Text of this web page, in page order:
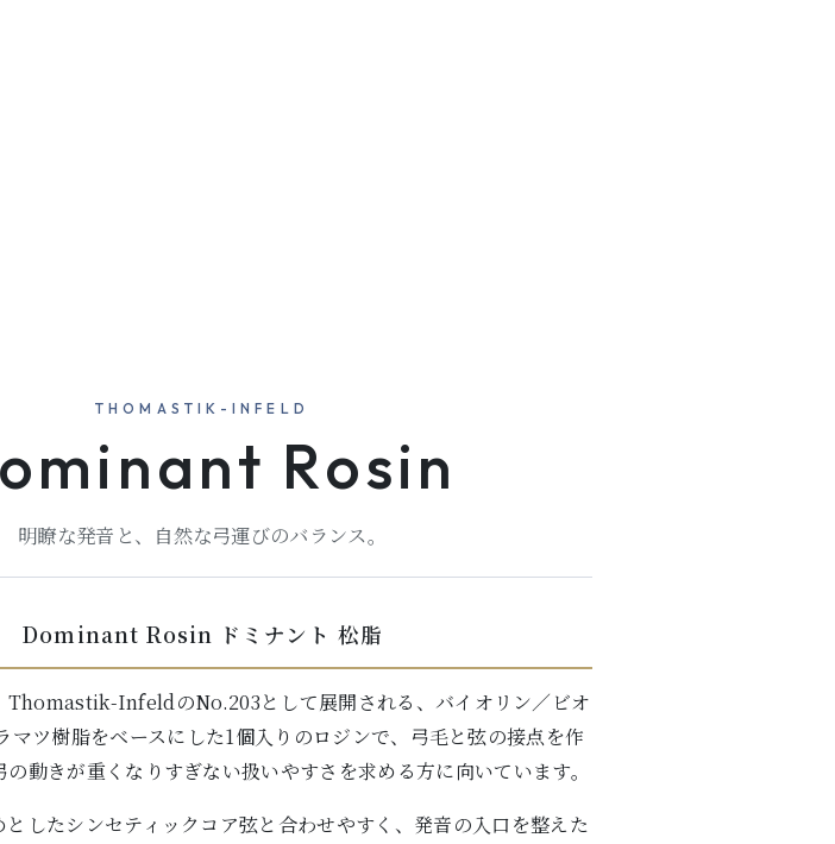
THOMASTIK-INFELD
Rosin
明瞭な発音と、自然な弓運びのバランス。
Dominant Rosin ドミナント 松脂
InfeldのNo.203として展開される、バイオリン／ビオ
マツ樹脂をベースにした1個入りのロジンで、弓毛と弦の接点を作
動きが重くなりすぎない扱いやすさを求める方に向いています。
したシンセティックコア弦と合わせやすく、発音の入口を整えた